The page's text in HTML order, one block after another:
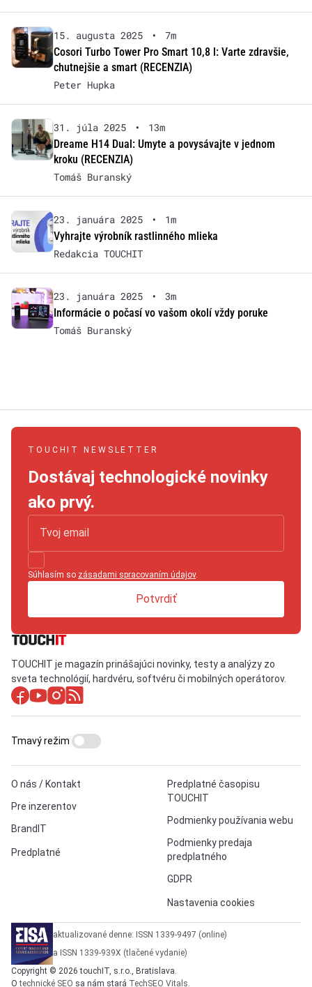
15. augusta 2025 •
7m
Cosori Turbo Tower Pro Smart 10,8 l: Varte zdravšie,
chutnejšie a smart (RECENZIA)
Peter Hupka
31. júla 2025 •
13m
Dreame H14 Dual: Umyte a povysávajte v jednom
kroku (RECENZIA)
Tomáš Buranský
23. januára 2025 •
1m
Vyhrajte výrobník rastlinného mlieka
Redakcia TOUCHIT
23. januára 2025 •
3m
Informácie o počasí vo vašom okolí vždy poruke
Tomáš Buranský
TOUCHIT NEWSLETTER
Dostávaj technologické novinky
ako prvý.
Súhlasím so zásadami spracovaním údajov.
Potvrdiť
TOUCHIT je magazín prinášajúci novinky, testy a analýzy zo
sveta technológií, hardvéru, softvéru či mobilných operátorov.
O nás / Kontakt
Pre inzerentov
BrandIT
Predplatné
Predplatné časopisu
TOUCHIT
Podmienky používania webu
Podmienky predaja
predplatného
GDPR
Nastavenia cookies
Tmavý režim
aktualizované denne: ISSN 1339-9497 (online)
a ISSN 1339-939X (tlačené vydanie)
Copyright © 2026 touchIT, s.r.o., Bratislava.
Otechnické SEO sa nám stará TechSEO Vitals.